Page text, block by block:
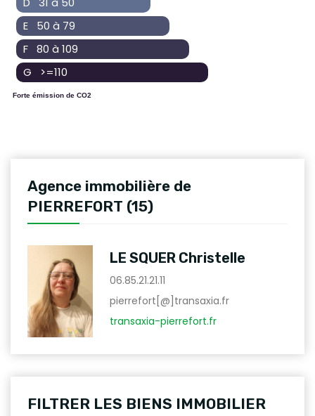
E 50 à 79
F 80 à 109
G >=110
Forte émission de CO2
Agence immobilière de
PIERREFORT (15)
LE SQUER Christelle
06.85.21.21.11
pierrefort[@]transaxia.fr
transaxia-pierrefort.fr
FILTRER LES BIENS IMMOBILIER